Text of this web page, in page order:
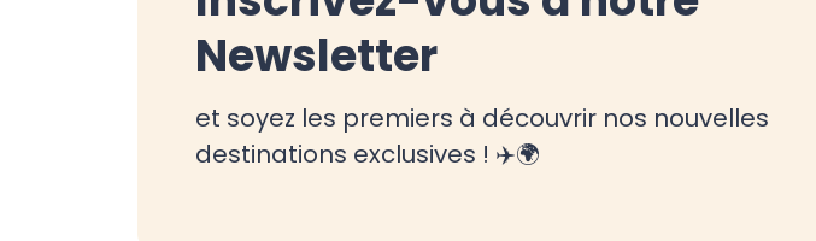
Newsletter
et soyez les premiers à découvrir nos nouvelles
destinations exclusives ! ✈️🌍